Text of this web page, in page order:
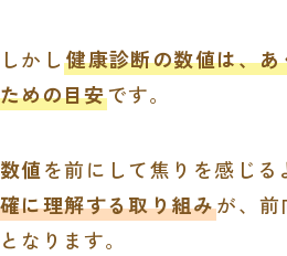
しかし健康診断の数値は、
ための目安です。
数値を前にして焦りを感じる
確に理解する取り組みが、
となります。